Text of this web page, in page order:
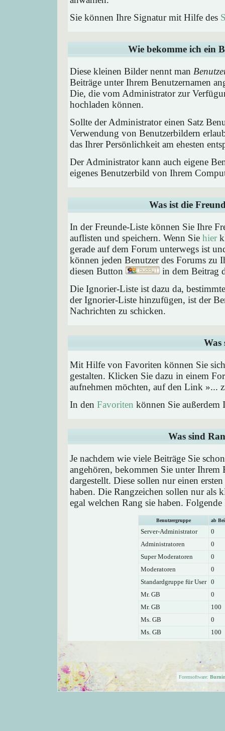
Sie können Ihre Signatur mit Hilfe des
Wie bekomme ich ein
Diese kleinen Bilder nennt man
Beiträge unter Ihrem Benutzernamen
Die, die vom Administrator zur
hochladen können.
Sollte der Administrator einen Satz
Verwendung von Benutzerbildern
das Ihrer Persönlichkeit am ehesten
Der Administrator kann auch eigene
eigenes Benutzerbild von Ihrem
Was ist die
In der Freunde-Liste können Sie Ihre
auflisten und speichern. Wenn Sie hier
gerade auf dem Forum unterwegs ist
können jeden Benutzer des Forums zu
diesen Button
in dem Beitrag
Die Ignorier-Liste ist dazu da,
der Ignorier-Liste hinzufügen, ist der
Nachrichten zu schicken.
Was
Mit Hilfe von Favoriten können Sie
gestalten. Klicken Sie dazu in einem
aufnehmen möchten, auf den Link »...
In den Favoriten können Sie
Was sind
Je nachdem wie viele Beiträge Sie
angehören, bekommen Sie unter Ihrem
dargestellt. Diese sollen nur einen
haben. Die Rangzeichen sollen nur als
egal welchen Rang sie haben.
Benutzergruppe ab
Server-Administrator
0
Administratoren
0
Super Moderatoren
0
Moderatoren
0
Standardgruppe für User 0
Mr. GB
0
Mr. GB
100
Ms. GB
0
Ms. GB
100
Forensoftware: